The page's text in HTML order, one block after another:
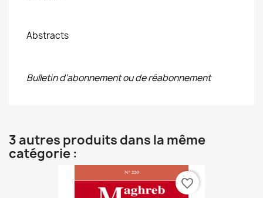
Abstracts
Bulletin d’abonnement ou de réabonnement
3 autres produits dans la même
catégorie :
favorite_border